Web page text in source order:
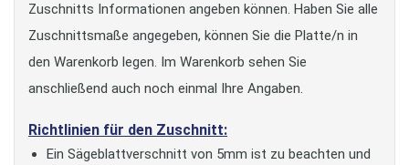
Zuschnitts Informationen angeben können. Haben Sie alle
Zuschnittsmaße angegeben, können Sie die Platte/n in
den Warenkorb legen. Im Warenkorb sehen Sie
anschließend auch noch einmal Ihre Angaben.
Richtlinien für den Zuschnitt:
Ein Sägeblattverschnitt von 5mm ist zu beachten und